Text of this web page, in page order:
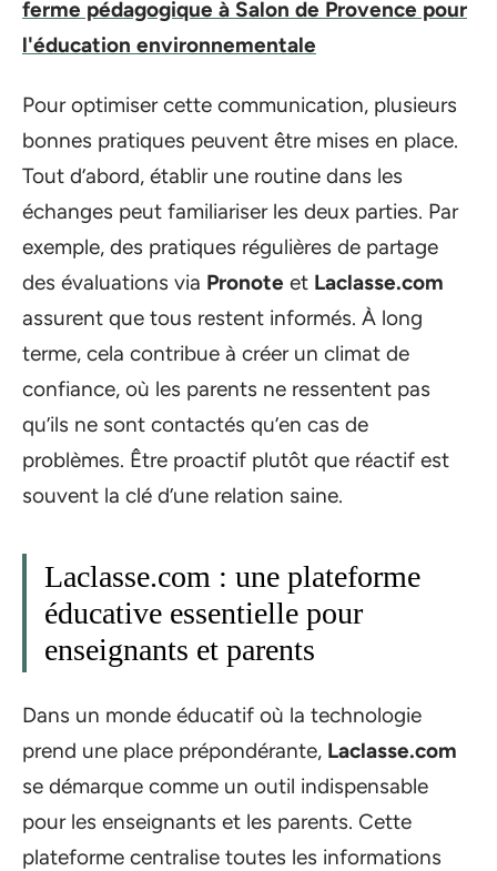
ferme pédagogique à Salon de Provence pour
l'éducation environnementale
Pour optimiser cette communication, plusieurs
bonnes pratiques peuvent être mises en place.
Tout d’abord, établir une routine dans les
échanges peut familiariser les deux parties. Par
exemple, des pratiques régulières de partage
des évaluations via Pronote et Laclasse.com
assurent que tous restent informés. À long
terme, cela contribue à créer un climat de
confiance, où les parents ne ressentent pas
qu’ils ne sont contactés qu’en cas de
problèmes. Être proactif plutôt que réactif est
souvent la clé d’une relation saine.
Laclasse.com : une plateforme
éducative essentielle pour
enseignants et parents
Dans un monde éducatif où la technologie
prend une place prépondérante, Laclasse.com
se démarque comme un outil indispensable
pour les enseignants et les parents. Cette
plateforme centralise toutes les informations